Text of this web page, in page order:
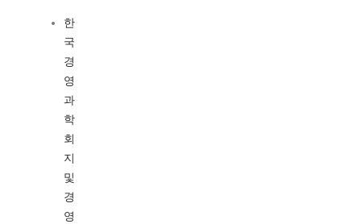
한
국
경
영
과
학
회
지
및
경
영